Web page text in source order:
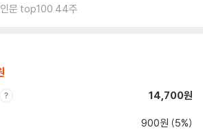
인문 top100 44주
14,700원
900원 (5%)